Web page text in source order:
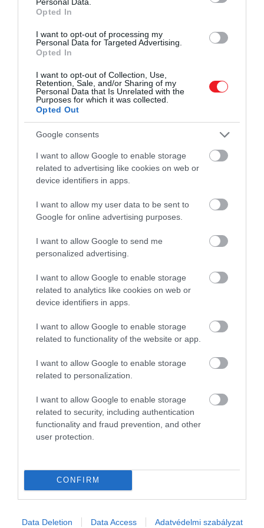
Opted In
I want to opt-out of processing my
Personal Data for Targeted Advertising.
Opted In
I want to opt-out of Collection, Use,
Retention, Sale, and/or Sharing of my
Personal Data that Is Unrelated with the
Purposes for which it was collected.
Opted Out
Google consents
I want to allow Google to enable storage
related to advertising like cookies on web or
device identifiers in apps.
I want to allow my user data to be sent to
Google for online advertising purposes.
I want to allow Google to send me
personalized advertising.
I want to allow Google to enable storage
related to analytics like cookies on web or
device identifiers in apps.
I want to allow Google to enable storage
related to functionality of the website or app.
I want to allow Google to enable storage
related to personalization.
I want to allow Google to enable storage
related to security, including authentication
functionality and fraud prevention, and other
user protection.
CONFIRM
Data Deletion Data Access Adatvédelmi szabályzat
egészségét, környezeti és társadalmi tényezőit is. Ez
egészség kapcsolatát igazolják– korábbi
vizsgálatok is arra utaltak, hogy a többnyelvű
korban. A portál emlékeztet, hogya világ
népességének 50–70 százaléka beszél egynél
több nyelvet, míg az angol nyelvű országokban a
lakosság túlnyomó többsége csak az anyanyelvét
használja.
A kétnyelvűség és többnyelvűség
világszerte a norma, az angol anyanyelvűek
számukra ezek az eredmények talán
meglepőek lehetnek
– mondtaStephen May , az Aucklandi Egyetem
nyelvész professzora. Hozzátette: a többnyelvűség
kognitív, társadalmi és oktatási előnyöket is
hordoz, amelyek egész életen át érvényesülnek.
Olvasd el ezt is!
A 200 évig élő grönlandi bálnák
segíthetnek lelassítani az emberi
öregedést
emberi őssejtek öregedését
A D-vitamin valóban lassítja az
öregedést? Igen, de nem pont úgy,
ahogy gondoljuk